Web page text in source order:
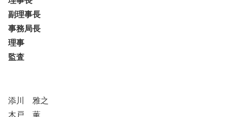
副理事長
事務局長
理事
監査
添川 雅之
木戸 薫